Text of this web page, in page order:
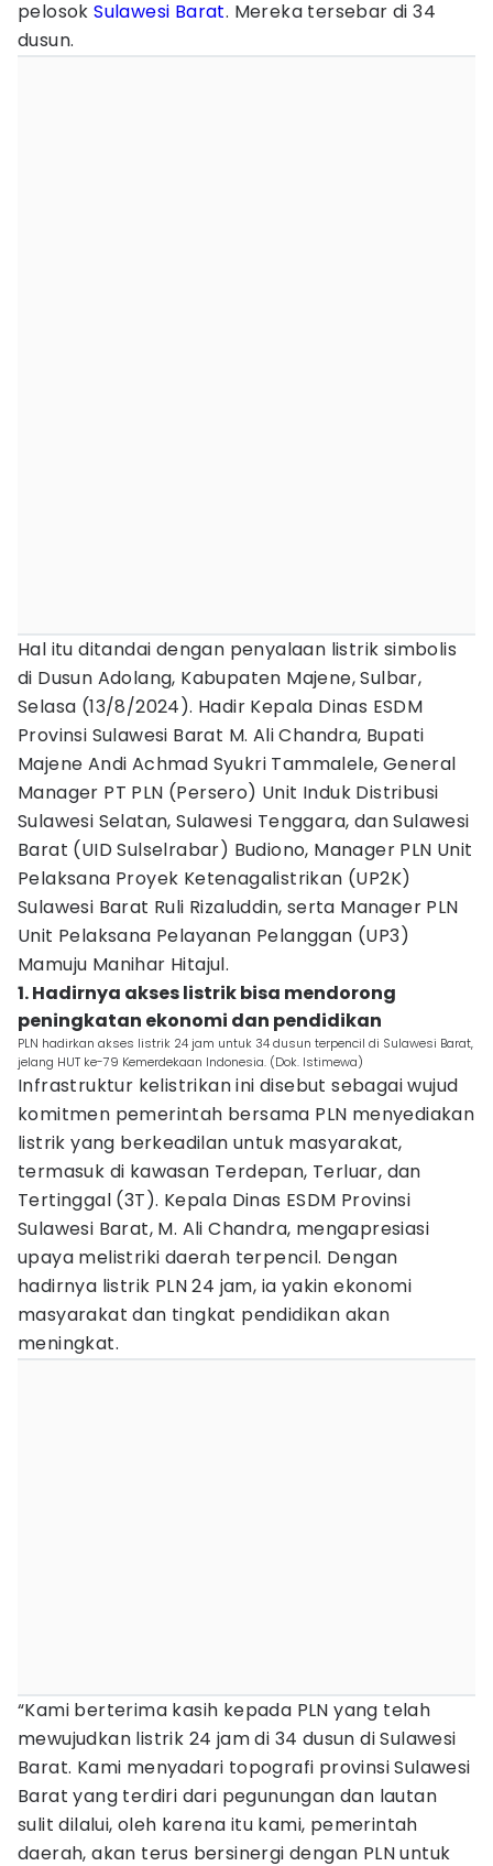
pelosokSulawesi Barat. Mereka tersebar di 34
dusun.
Hal itu ditandai dengan penyalaan listrik simbolis
di Dusun Adolang, Kabupaten Majene, Sulbar,
Selasa (13/8/2024). Hadir Kepala Dinas ESDM
Provinsi Sulawesi Barat M. Ali Chandra, Bupati
Majene Andi Achmad Syukri Tammalele, General
Manager PT PLN (Persero) Unit Induk Distribusi
Sulawesi Selatan, Sulawesi Tenggara, dan Sulawesi
Barat (UID Sulselrabar) Budiono, Manager PLN Unit
Pelaksana Proyek Ketenagalistrikan (UP2K)
Sulawesi Barat Ruli Rizaluddin, serta Manager PLN
Unit Pelaksana Pelayanan Pelanggan (UP3)
Mamuju Manihar Hitajul.
1. Hadirnya akses listrik bisa mendorong
peningkatan ekonomi dan pendidikan
PLN hadirkan akses listrik 24 jam untuk 34 dusun terpencil di Sulawesi Barat,
jelang HUT ke-79 Kemerdekaan Indonesia. (Dok. Istimewa)
Infrastruktur kelistrikan ini disebut sebagai wujud
komitmen pemerintah bersama PLN menyediakan
listrik yang berkeadilan untuk masyarakat,
termasuk di kawasan Terdepan, Terluar, dan
Tertinggal (3T). Kepala Dinas ESDM Provinsi
Sulawesi Barat, M. Ali Chandra, mengapresiasi
upaya melistriki daerah terpencil. Dengan
hadirnya listrik PLN 24 jam, ia yakin ekonomi
masyarakat dan tingkat pendidikan akan
meningkat.
“Kami berterima kasih kepada PLN yang telah
mewujudkan listrik 24 jam di 34 dusun di Sulawesi
Barat. Kami menyadari topografi provinsi Sulawesi
Barat yang terdiri dari pegunungan dan lautan
sulit dilalui, oleh karena itu kami, pemerintah
daerah, akan terus bersinergi dengan PLN untuk